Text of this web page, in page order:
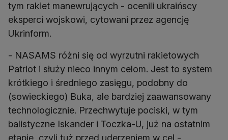
tym rakiet manewrujących - ocenili ukraińscy
eksperci wojskowi, cytowani przez agencję
Ukrinform.
- NASAMS różni się od wyrzutni rakietowych
Patriot i służy nieco innym celom. Jest to system
krótkiego i średniego zasięgu, podobny do
(sowieckiego) Buka, ale bardziej zaawansowany
technologicznie. Przechwytuje pociski, w tym
balistyczne Iskander i Toczka-U, już na ostatnim